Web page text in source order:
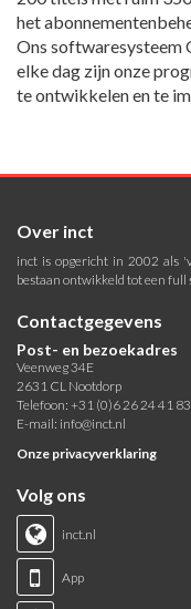
het
Ons softwaresysteem
elke dag zijn onze
te ontwikkelen en te
Over inct
inct is opgericht in 2002 als
bestaan ontwikkeld tot een
Contactgegevens
Post- en bezoekadres
Veenweg 34E
2631 CL Nootdorp
Telefoon: +31 (0)6 26 24 41 83
E-mail: info@inct.nl
Onze privacyverklaring
Volg ons
inct.nl
App